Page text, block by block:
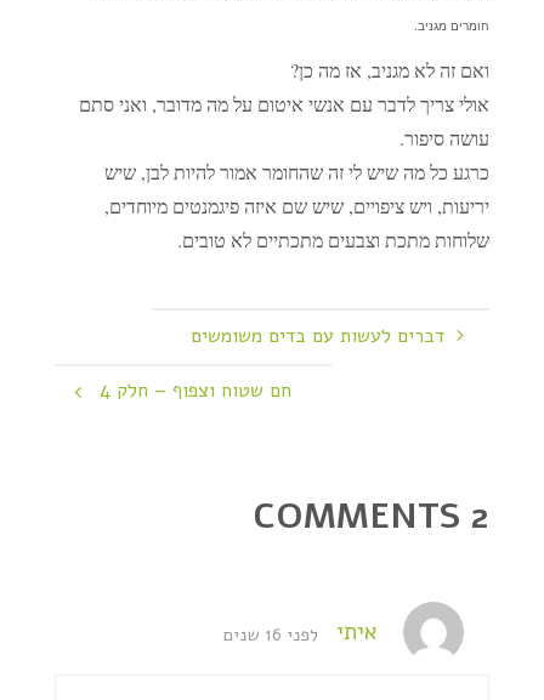
חומרים מגניב.
ואם זה לא מגניב, אז מה כן?
אולי צריך לדבר עם אנשי איטום על מה מדובר, ואני סתם
עושה סיפור.
כרגע כל מה שיש לי זה שהחומר אמור להיות לבן, שיש
יריעות, ויש ציפויים, שיש שם איזה פיגמנטים מיוחדים,
שלוחות מתכת וצבעים מתכתיים לא טובים.
דברים לעשות עם בדים משומשים
חם שטוח וצפוף – חלק 4
2 COMMENTS
איתי לפני 16 שנים